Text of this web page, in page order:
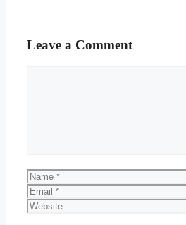
Leave a Comment
Name
Email
Website